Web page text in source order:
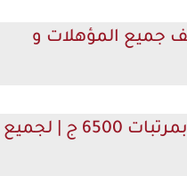
جميع المؤهلات و
وظائف وفرص العمل فى شركة حديد عز لعام 2022 بمرتبات 6500 ج | لجميع